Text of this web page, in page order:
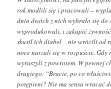
rok modlili się i pracowali –
dnia dwóch z nich wybrało się
wyprodukowali, i zakupić
skusił ich diabeł – nie wrócili od
noce nurzali się w rozpuście.
wyruszyli z powrotem. W pewnej
drugiego: “Bracie, po co
potępieni? Nie ma sensu wracać